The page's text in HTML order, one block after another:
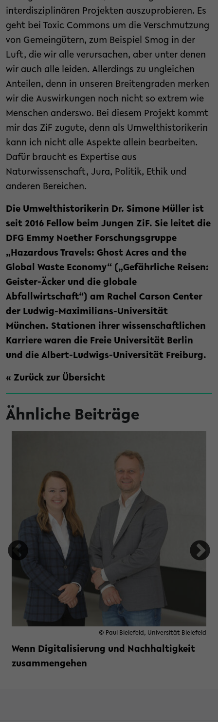
interdisziplinären Projekten auszuprobieren. Es
geht bei Toxic Commons um die Verschmutzung
von Gemeingütern, zum Beispiel Smog in der
Luft, die wir alle verursachen, aber unter denen
wir auch alle leiden. Allerdings zu ungleichen
Anteilen, denn in unseren Breitengraden merken
wir die Auswirkungen noch nicht so extrem wie
Menschen anderswo. Bei diesem Projekt kommt
mir das ZiF zugute, denn als Umwelthistorikerin
kann ich nicht alle Aspekte allein bearbeiten.
Dafür braucht es Expertise aus
Naturwissenschaft, Jura, Politik, Ethik und
anderen Bereichen.
Die Umwelthistorikerin Dr. Simone Müller ist
seit 2016 Fellow beim Jungen ZiF. Sie leitet die
DFG Emmy Noether Forschungsgruppe
„Hazardous Travels: Ghost Acres and the
Global Waste Economy“ („Gefährliche Reisen:
Geister-Äcker und die globale
Abfallwirtschaft“) am Rachel Carson Center
der Ludwig-Maximilians-Universität
München. Stationen ihrer wissenschaftlichen
Karriere waren die Freie Universität Berlin
und die Albert-Ludwigs-Universität Freiburg.
« Zurück zur Übersicht
Ähnliche Beiträge
© Paul Bielefeld, Universität Bielefeld
Wenn Digitalisierung und Nachhaltigkeit
zusammengehen